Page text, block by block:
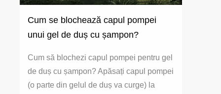
Cum se blochează capul pompei
unui gel de duș cu șampon?
Cum să blochezi capul pompei pentru gel
de duș cu șampon? Apăsați capul pompei
(o parte din gelul de duș va curge) la